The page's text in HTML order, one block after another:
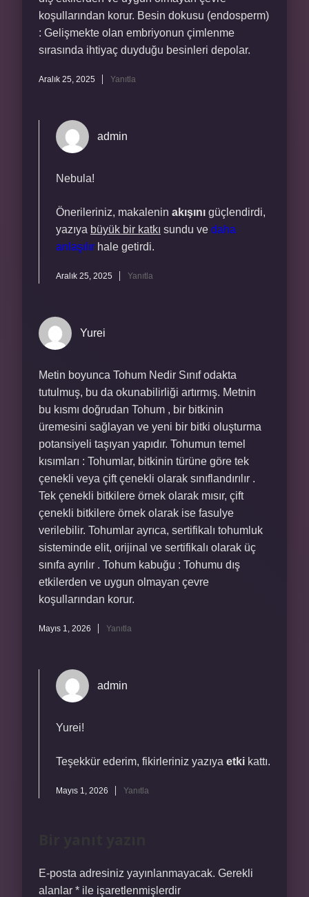
koşullarından korur. Besin dokusu (endosperm)
: Gelişmekte olan embriyonun çimlenme
sırasında ihtiyaç duyduğu besinleri depolar.
Aralık 25, 2025 Yanıtla
admin
Nebula!
Önerileriniz, makalenin akışını güçlendirdi,
yazıya büyük bir katkı sundu ve daha
anlaşılır hale getirdi.
Aralık 25, 2025 Yanıtla
Yurei
Metin boyunca Tohum Nedir Sınıf odakta
tutulmuş, bu da okunabilirliği artırmış. Metnin
bu kısmı doğrudan Tohum , bir bitkinin
üremesini sağlayan ve yeni bir bitki oluşturma
potansiyeli taşıyan yapıdır. Tohumun temel
kısımları : Tohumlar, bitkinin türüne göre tek
çenekli veya çift çenekli olarak sınıflandırılır .
Tek çenekli bitkilere örnek olarak mısır, çift
çenekli bitkilere örnek olarak ise fasulye
verilebilir. Tohumlar ayrıca, sertifikalı tohumluk
sisteminde elit, orijinal ve sertifikalı olarak üç
sınıfa ayrılır . Tohum kabuğu : Tohumu dış
etkilerden ve uygun olmayan çevre
koşullarından korur.
Mayıs 1, 2026 Yanıtla
admin
Yurei!
Teşekkür ederim, fikirleriniz yazıya etki kattı.
Mayıs 1, 2026 Yanıtla
E-posta adresiniz yayınlanmayacak. Gerekli
alanlar * ile işaretlenmişlerdir